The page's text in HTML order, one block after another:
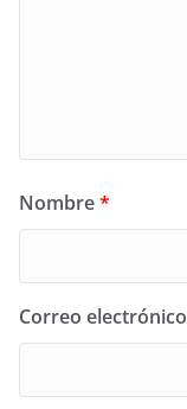
Nombre*
Correo electrónico